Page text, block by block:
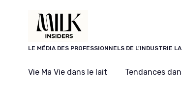
LE MÉDIA DES PROFESSIONNELS DE L'INDUSTRIE
Vie Ma Vie dans le lait Tendances